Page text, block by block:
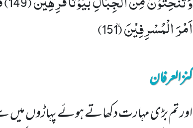
اَمْرَ الْمُسْرِفِیْنَۙ (151)
کنزالعرفان
اور تم بڑی مہارت دکھاتے ہوئے پہاڑوں میں